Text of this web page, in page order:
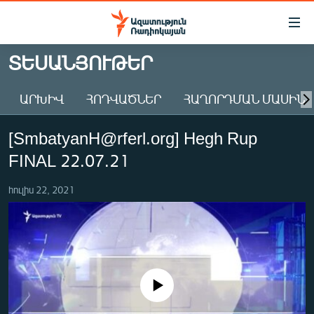
Մատչելիության
Անցնել
հիմնական
Անցնել
հիմնական
մենյուին
Որոնում
ԱԶԱՏՈՒԹՅՈՒՆ TV
ՀԱՅԱՍՏԱՆ
ԸՆՏՐՈՒԹՅՈՒՆՆԵՐ 2026
ՀԱՍԱՐԱԿՈՒԹՅՈՒՆ
ՏՆՏԵՍՈՒԹՅՈՒՆ
ՂԱՐԱԲԱՂ
ՊԱՏԵՐԱԶՄԻ 6 ՇԱԲԱԹՆԵՐԸ
ՏԱՐԱԾԱՇՐՋԱՆ
ՏԵՍԱՆՅՈՒԹԵՐ
ԱՐԽԻՎ ՀՈԴՎԱԾՆԵՐ ՀԱՂՈՐԴՄԱՆ ՄԱՍԻՆ
[SmbatyanH@rferl.org] Hegh Rup
FINAL 22.07.21
հուլիս 22, 2021
No media source currently available